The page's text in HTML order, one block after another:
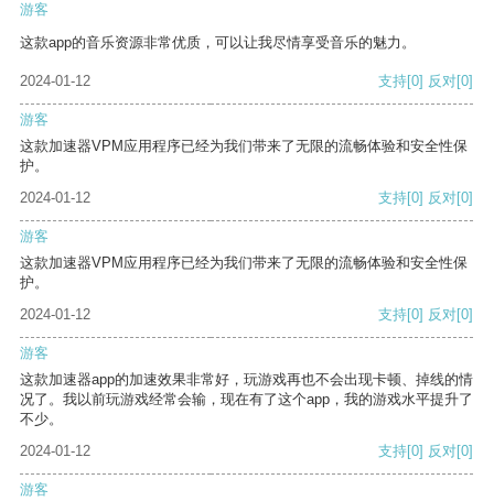
游客
这款app的音乐资源非常优质，可以让我尽情享受音乐的魅力。
2024-01-12 支持[0] 反对[0]
游客
这款加速器VPM应用程序已经为我们带来了无限的流畅体验和安全性保
护。
2024-01-12
支持[0] 反对[0]
游客
这款加速器VPM应用程序已经为我们带来了无限的流畅体验和安全性保
护。
2024-01-12
支持[0] 反对[0]
游客
这款加速器app的加速效果非常好，玩游戏再也不会出现卡顿、掉线的情
况了。我以前玩游戏经常会输，现在有了这个app，我的游戏水平提升了
不少。
2024-01-12
支持[0] 反对[0]
游客